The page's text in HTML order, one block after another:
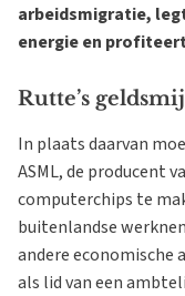
arbeidsmigratie,
energie en
Rutte’s
In plaats daarvan
ASML, de producent
computerchips te
buitenlandse
andere economische
als lid van een